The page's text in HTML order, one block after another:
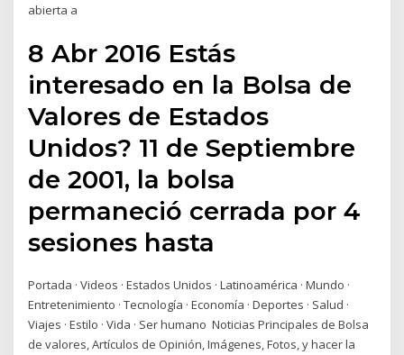
abierta a
8 Abr 2016 Estás
interesado en la Bolsa de
Valores de Estados
Unidos? 11 de Septiembre
de 2001, la bolsa
permaneció cerrada por 4
sesiones hasta
Portada · Videos · Estados Unidos · Latinoamérica · Mundo ·
Entretenimiento · Tecnología · Economía · Deportes · Salud ·
Viajes · Estilo · Vida · Ser humano Noticias Principales de Bolsa
de valores, Artículos de Opinión, Imágenes, Fotos, y hacer la